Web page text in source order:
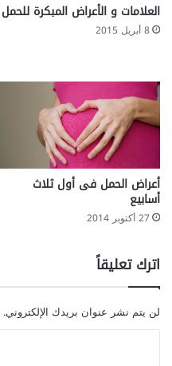
العلامات و الأعراض المبكرة للحمل
8 أبريل 2015
أعراض الحمل فى أول ثلاث
أسابيع
27 أكتوبر 2014
اترك تعليقاً
لن يتم نشر عنوان بريدك الإلكتروني.